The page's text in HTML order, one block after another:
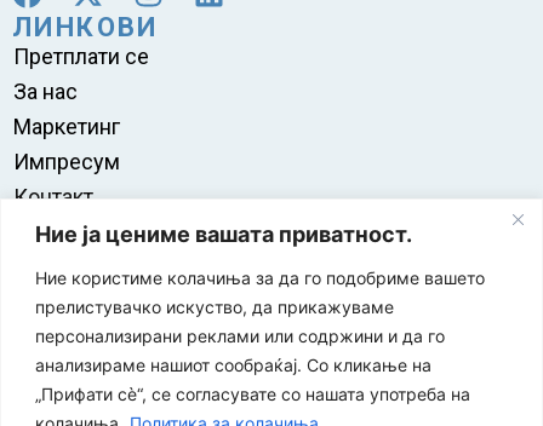
Ние ја цениме вашата приватност.
Ние користиме колачиња за да го подобриме вашето
прелистувачко искуство, да прикажуваме
персонализирани реклами или содржини и да го
анализираме нашиот сообраќај. Со кликање на
„Прифати сè“, се согласувате со нашата употреба на
ЛИНКОВИ
Претплати се
За нас
Маркетинг
Импресум
Контакт
Правила на користење